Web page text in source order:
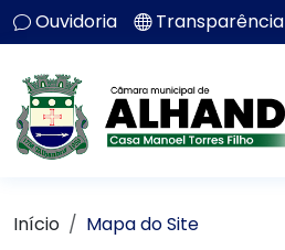
Ouvidoria Transparência
Início Mapa do Site